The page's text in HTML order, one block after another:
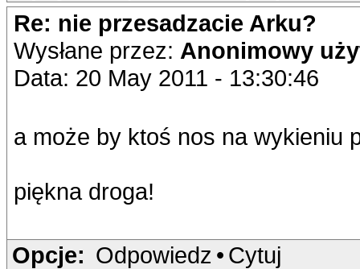
Re: nie przesadzacie Arku?
Wysłane przez: Anonimowy
Data: 20 May 2011 - 13:30:46
a może by ktoś nos na wykieniu
piękna droga!
Opcje: Odpowiedz • Cytuj